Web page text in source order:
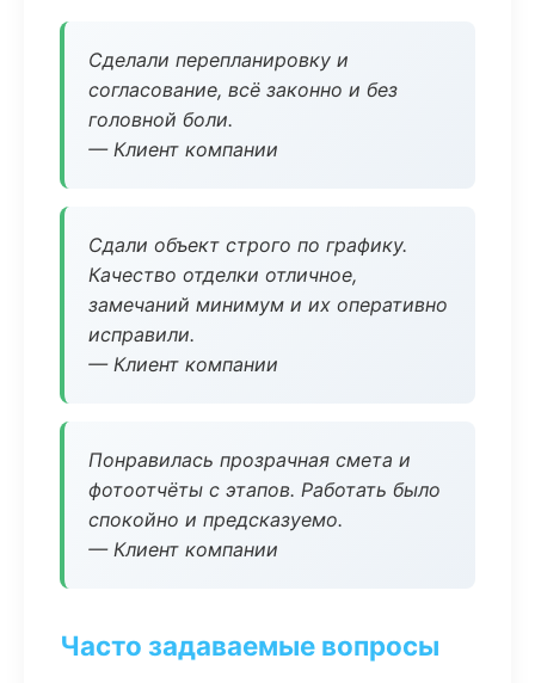
Сделали перепланировку и
согласование, всё законно и без
головной боли.
— Клиент компании
Сдали объект строго по графику.
Качество отделки отличное,
замечаний минимум и их оперативно
исправили.
— Клиент компании
Понравилась прозрачная смета и
фотоотчёты с этапов. Работать было
спокойно и предсказуемо.
— Клиент компании
Часто задаваемые вопросы